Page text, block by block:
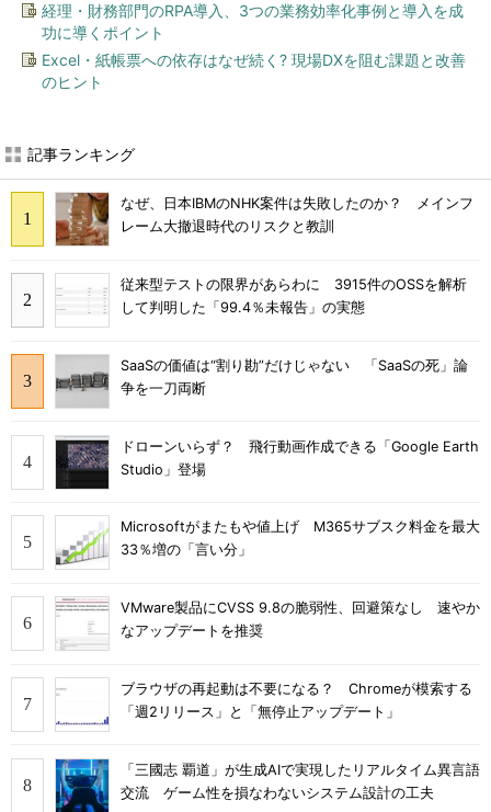
経理・財務部門のRPA導入、3つの業務効率化事例と導入を成
功に導くポイント
Excel・紙帳票への依存はなぜ続く? 現場DXを阻む課題と改善
のヒント
記事ランキング
なぜ、日本IBMのNHK案件は失敗したのか？ メインフ
レーム大撤退時代のリスクと教訓
従来型テストの限界があらわに 3915件のOSSを解析
して判明した「99.4％未報告」の実態
SaaSの価値は“割り勘”だけじゃない 「SaaSの死」論
争を一刀両断
ドローンいらず？ 飛行動画作成できる「Google Earth
Studio」登場
Microsoftがまたもや値上げ M365サブスク料金を最大
33％増の「言い分」
VMware製品にCVSS 9.8の脆弱性、回避策なし 速やか
なアップデートを推奨
ブラウザの再起動は不要になる？ Chromeが模索する
「週2リリース」と「無停止アップデート」
「三國志 覇道」が生成AIで実現したリアルタイム異言語
交流 ゲーム性を損なわないシステム設計の工夫